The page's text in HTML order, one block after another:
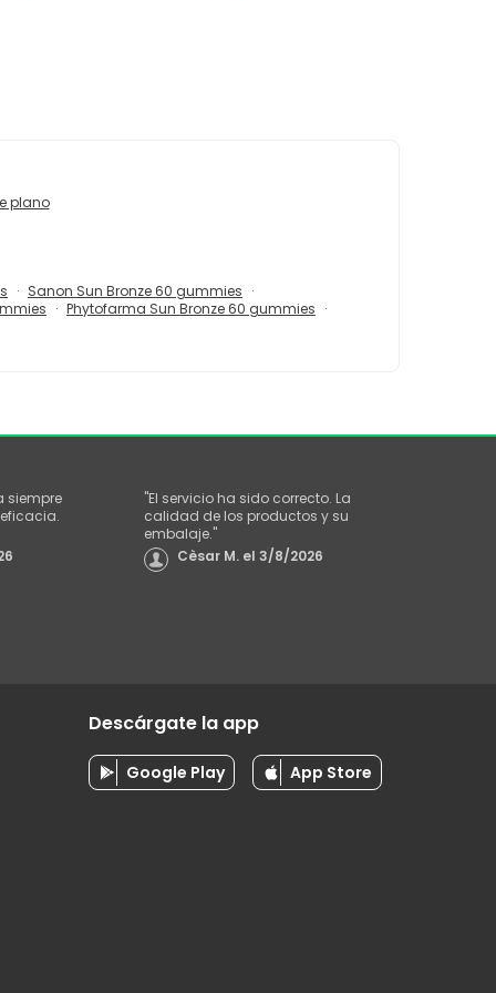
plano
Sanon Sun Bronze 60 gummies
Phytofarma Sun Bronze 60 gummies
siempre
"El servicio ha sido correcto. La
calidad de los productos y su
embalaje."
Cèsar M. el 3/8/2026
Descárgate la app
Google Play App Store